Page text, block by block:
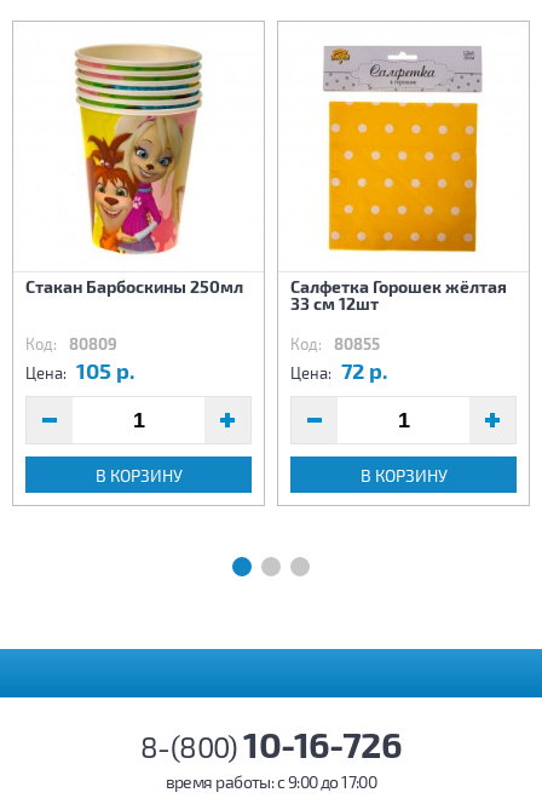
Стакан Барбоскины 250мл
Код: 80809
Цена: 105 р.
В КОРЗИНУ
Салфетка Горошек жёлтая
33 см 12шт
Код: 80855
Цена: 72 р.
В КОРЗИНУ
8-(800)10-16-726
время работы: c 9:00 до 17:00